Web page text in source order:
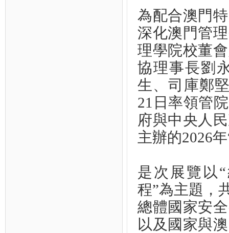
為配合澳門
深化澳門管
理學院校董
協理事長劉
生、司庫鄭
21日率領管
府與中央人
主辦的2026
是次展覽以
程”為主題，
總體國家安
以及國家與